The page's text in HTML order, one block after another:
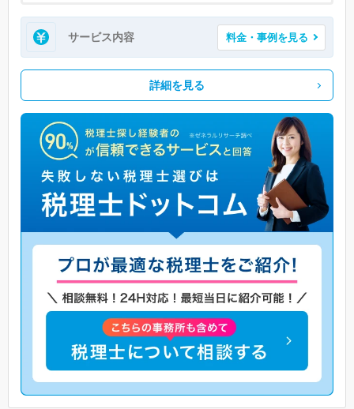
サービス内容 料金・事例を見る
詳細を見る